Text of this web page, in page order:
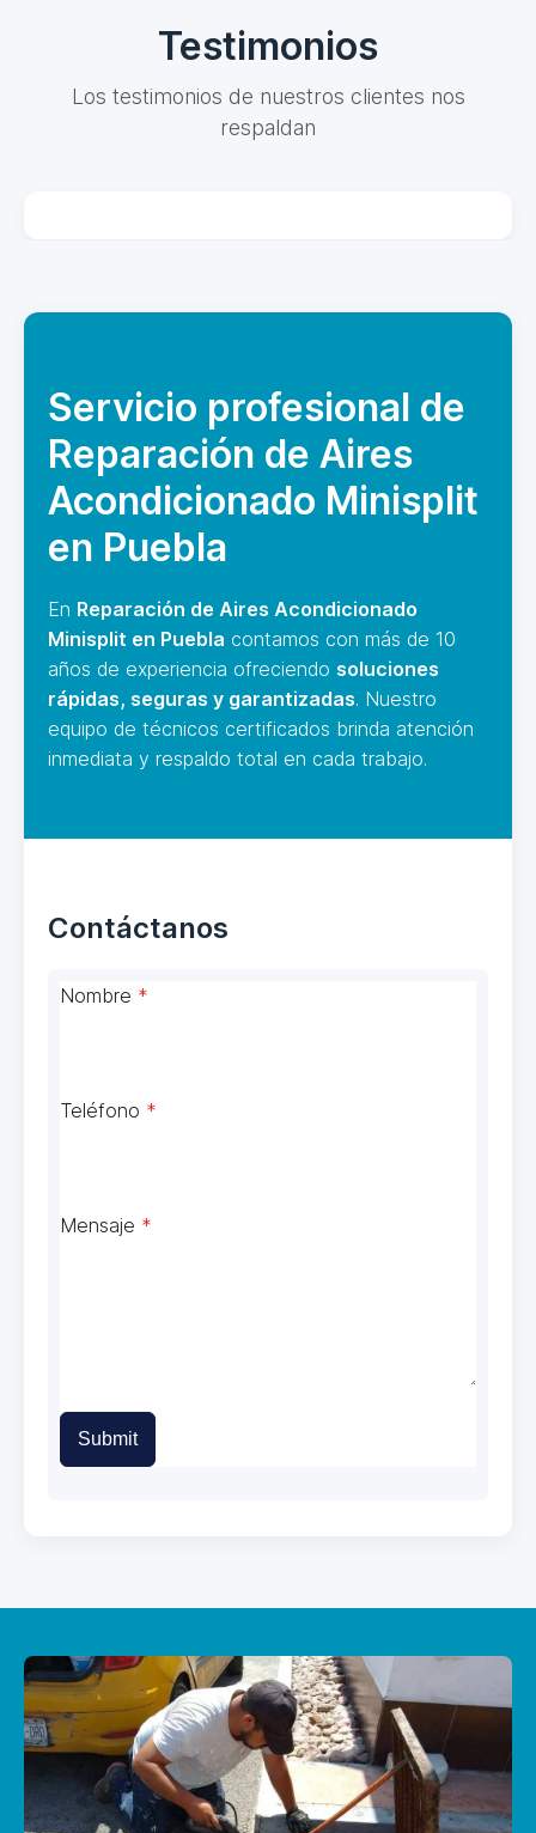
Testimonios
Los testimonios de nuestros clientes nos
respaldan
Servicio profesional de
Reparación de Aires
Acondicionado Minisplit
en Puebla
En Reparación de Aires Acondicionado
Minisplit en Puebla contamos con más de 10
años de experiencia ofreciendo soluciones
rápidas, seguras y garantizadas. Nuestro
equipo de técnicos certificados brinda atención
inmediata y respaldo total en cada trabajo.
Contáctanos
Nombre *
Teléfono *
Mensaje *
Submit